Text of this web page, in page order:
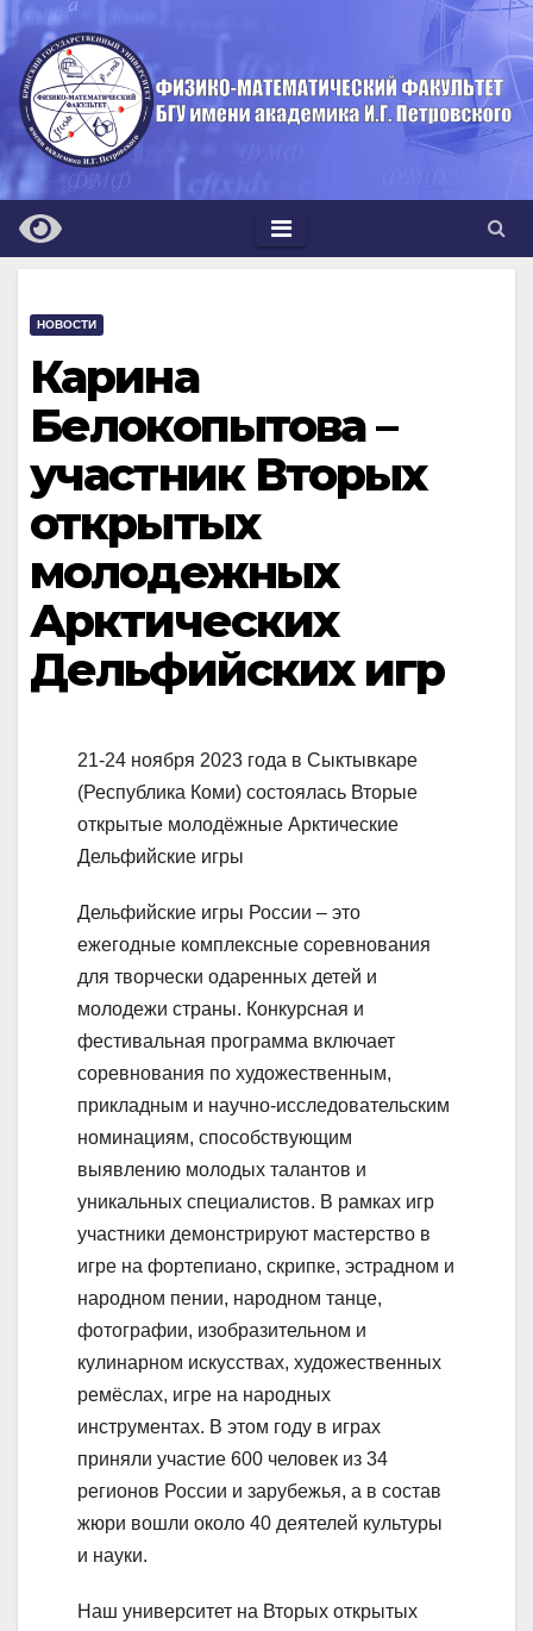
Перейти
к
содержимому
НОВОСТИ
Карина
Белокопытова –
участник Вторых
открытых
молодежных
Арктических
Дельфийских игр
21-24 ноября 2023 года в Сыктывкаре
(Республика Коми) состоялась Вторые
открытые молодёжные Арктические
Дельфийские игры
Дельфийские игры России – это
ежегодные комплексные соревнования
для творчески одаренных детей и
молодежи страны. Конкурсная и
фестивальная программа включает
соревнования по художественным,
прикладным и научно-исследовательским
номинациям, способствующим
выявлению молодых талантов и
уникальных специалистов. В рамках игр
участники демонстрируют мастерство в
игре на фортепиано, скрипке, эстрадном и
народном пении, народном танце,
фотографии, изобразительном и
кулинарном искусствах, художественных
ремёслах, игре на народных
инструментах. В этом году в играх
приняли участие 600 человек из 34
регионов России и зарубежья, а в состав
жюри вошли около 40 деятелей культуры
и науки.
Наш университет на Вторых открытых